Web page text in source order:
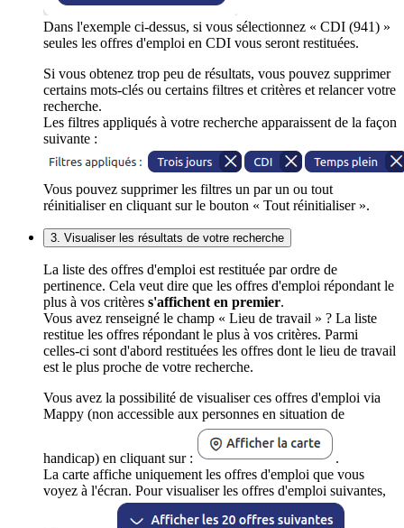
Dans l'exemple ci-dessus, si vous sélectionnez « CDI (941) »
seules les offres d'emploi en CDI vous seront restituées.
Si vous obtenez trop peu de résultats, vous pouvez supprimer
certains mots-clés ou certains filtres et critères et relancer votre
recherche.
Les filtres appliqués à votre recherche apparaissent de la façon
suivante :
Vous pouvez supprimer les filtres un par un ou tout
réinitialiser en cliquant sur le bouton « Tout réinitialiser ».
3. Visualiser les résultats de votre recherche
La liste des offres d'emploi est restituée par ordre de
pertinence. Cela veut dire que les offres d'emploi répondant le
plus à vos critères s'affichent en premier.
Vous avez renseigné le champ « Lieu de travail » ? La liste
restitue les offres répondant le plus à vos critères. Parmi
celles-ci sont d'abord restituées les offres dont le lieu de travail
est le plus proche de votre recherche.
Vous avez la possibilité de visualiser ces offres d'emploi via
Mappy (non accessible aux personnes en situation de
handicap) en cliquant sur :
.
La carte affiche uniquement les offres d'emploi que vous
voyez à l'écran. Pour visualiser les offres d'emploi suivantes,